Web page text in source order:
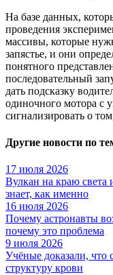
На базе данных,
проведения
массивы, которые
запястье, и они
понятного
последовательный
дать подсказку
одиночного мотора с
сигнализировать о
Другие новости по
17 июля 2026
Вулкан на краю света
знает, как именно
16 июля 2026
Почему астронавты
почему это проблема
9 июля 2026
Учёные доказали, что
структуру крови